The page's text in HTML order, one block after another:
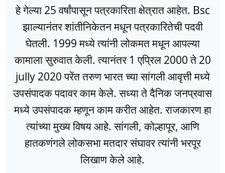
हे गेल्या 25 वर्षांपासून पत्रकारिता क्षेत्रात आहेत. Bsc
झाल्यानंतर शांतीनिकेतन मधून पत्रकारितेची पदवी
घेतली. 1999 मध्ये त्यांनी लोकमत मधून आपल्या
कामाला सुरुवात केली. त्यानंतर 1 एप्रिल 2000 ते 20
jully 2020 परेंत तरुण भारत च्या सांगली आवृत्ती मध्ये
उपसंपादक पदावर काम केले. सध्या ते दैनिक जनप्रवास
मध्ये उपसंपादक म्हणून काम करीत आहेत. राजकारण हा
त्यांच्या मुख्य विषय आहे. सांगली, कोल्हापूर, आणि
हातकणंगले लोकसभा मतदार संघावर त्यांनी भरपूर
लिखाण केले आहे.